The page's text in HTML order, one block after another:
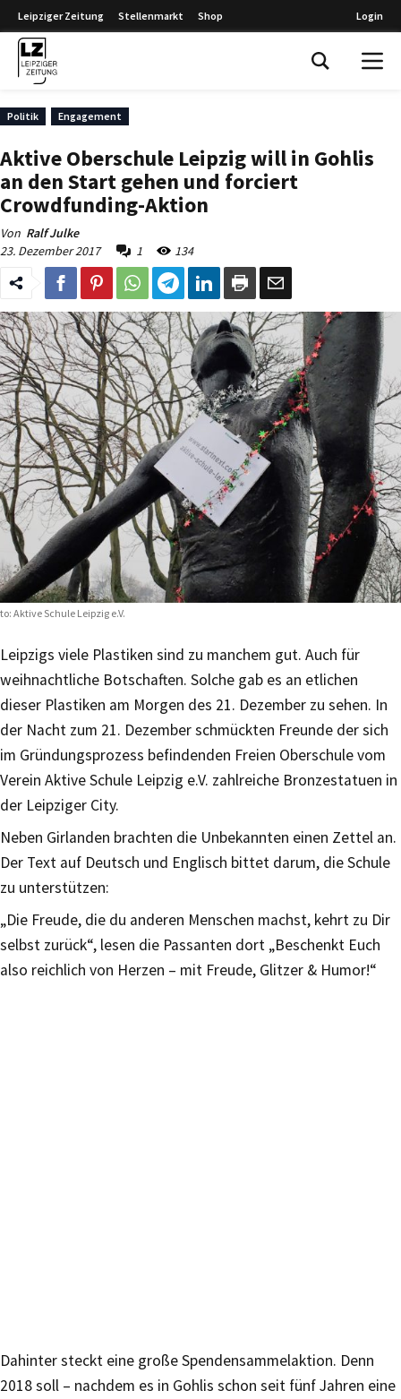
Leipziger Zeitung Stellenmarkt Shop Login
Politik Engagement
Aktive Oberschule Leipzig will in Gohlis
an den Start gehen und forciert
Crowdfunding-Aktion
Von Ralf Julke
23. Dezember 2017
1 134
Aktive Schule Leipzig e.V.
Leipzigs viele Plastiken sind zu manchem gut. Auch für
weihnachtliche Botschaften. Solche gab es an etlichen
dieser Plastiken am Morgen des 21. Dezember zu sehen. In
der Nacht zum 21. Dezember schmückten Freunde der sich
im Gründungsprozess befindenden Freien Oberschule vom
Verein Aktive Schule Leipzig e.V. zahlreiche Bronzestatuen in
der Leipziger City.
Neben Girlanden brachten die Unbekannten einen Zettel an.
Der Text auf Deutsch und Englisch bittet darum, die Schule
zu unterstützen:
„Die Freude, die du anderen Menschen machst, kehrt zu Dir
selbst zurück“, lesen die Passanten dort „Beschenkt Euch
also reichlich von Herzen – mit Freude, Glitzer & Humor!“
Dahinter steckt eine große Spendensammelaktion. Denn
2018 soll – nachdem es in Gohlis schon seit fünf Jahren eine